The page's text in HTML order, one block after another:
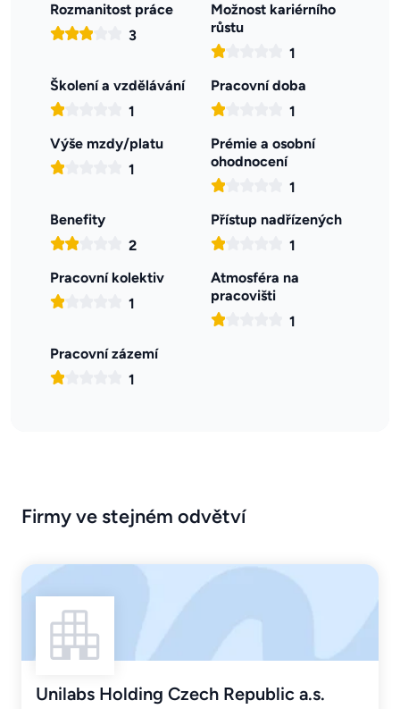
Rozmanitost práce
3
Možnost kariérního
růstu
1
Školení a vzdělávání
1
Pracovní doba
1
Výše mzdy/platu
1
Prémie a osobní
ohodnocení
1
Benefity
2
Přístup nadřízených
1
Pracovní kolektiv
1
Atmosféra na
pracovišti
1
Pracovní zázemí
1
Firmy ve stejném odvětví
Unilabs Holding Czech Republic a.s.